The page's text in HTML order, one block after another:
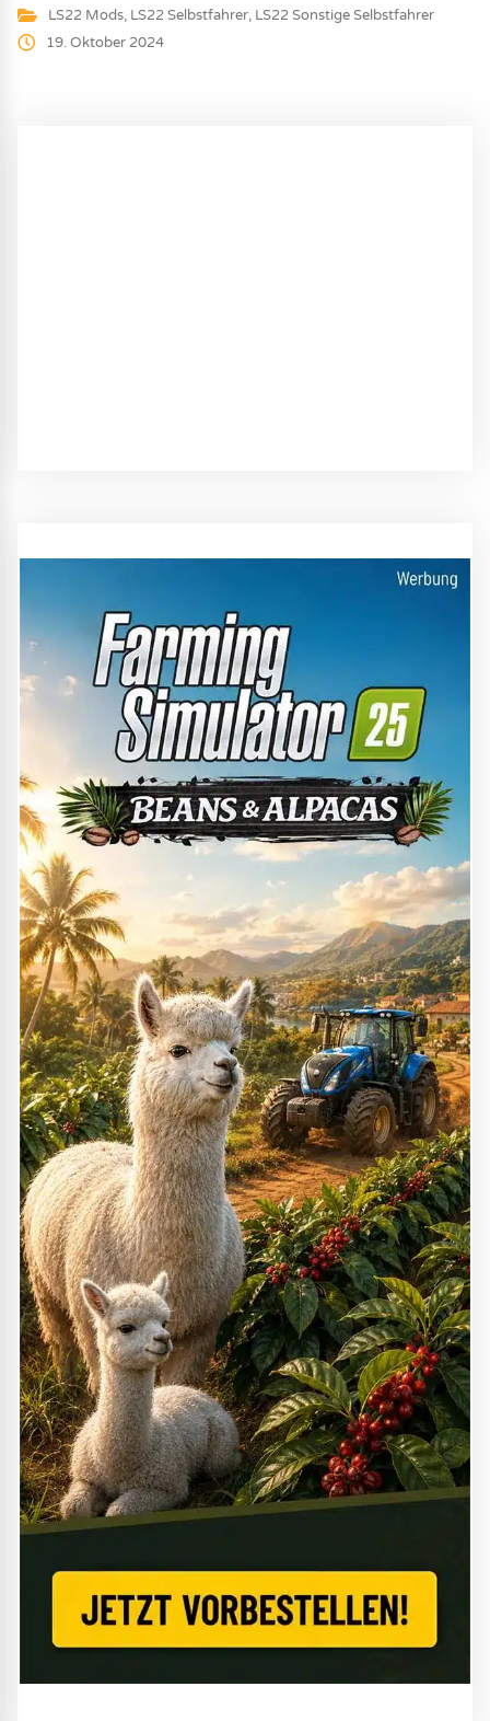
LS22 Mods, LS22 Selbstfahrer, LS22 Sonstige Selbstfahrer
19. Oktober 2024